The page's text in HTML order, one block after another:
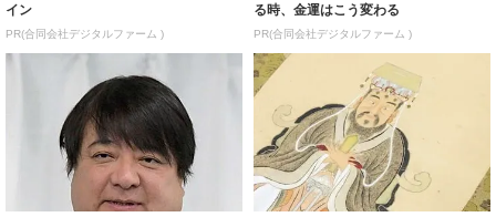
イン
PR(合同会社デジタルファーム )
る時、金運はこう変わる
PR(合同会社デジタルファーム )